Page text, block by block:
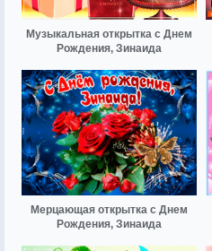
Музыкальная открытка с Днем
Рождения, Зинаида
Мерцающая открытка с Днем
Рождения, Зинаида